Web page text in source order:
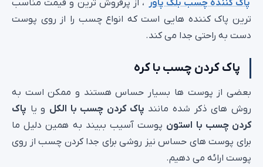
پاک کننده چسب بلک پاور ، از پرفروش ترین و قیمت مناسب
ترین پاک کننده هایی است که انواع چسب را از روی پوست
دست به راحتی جدا می کند.
پاک کردن چسب با کره
بعضی از پوست ها بسیار حساس هستند و ممکن است به
روش های ذکر شده مانند پاک کردن چسب با الکل و یا پاک
کردن چسب با استون پوست آسیب ببیند به همین دلیل ما
برای پوست های حساس نیز روشی برای جدا کردن چسب از روی
پوست ارائه می دهیم.